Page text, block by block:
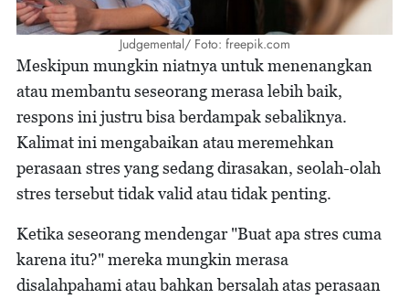
Judgemental/ Foto: freepik.com
Meskipun mungkin niatnya untuk menenangkan
atau membantu seseorang merasa lebih baik,
respons ini justru bisa berdampak sebaliknya.
Kalimat ini mengabaikan atau meremehkan
perasaan stres yang sedang dirasakan, seolah-olah
stres tersebut tidak valid atau tidak penting.
Ketika seseorang mendengar "Buat apa stres cuma
karena itu?" mereka mungkin merasa
disalahpahami atau bahkan bersalah atas perasaan